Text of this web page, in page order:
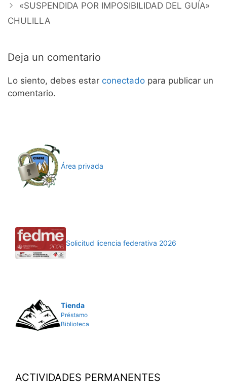
«SUSPENDIDA POR IMPOSIBILIDAD DEL GUÍA»
CHULILLA
Deja un comentario
Lo siento, debes estar conectado para publicar un
comentario.
Área privada
Solicitud licencia federativa 2026
Tienda
Préstamo
Biblioteca
ACTIVIDADES PERMANENTES